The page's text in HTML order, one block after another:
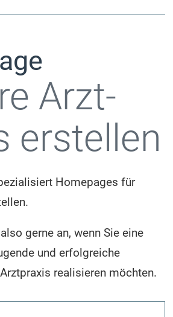
Arzt­
erstellen
Homepages für
gerne an, wenn Sie eine
und erfolgreiche
realisieren möchten.